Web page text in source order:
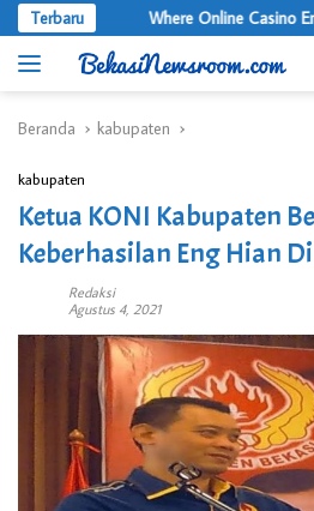
Langsung
ke
konten
Terbaru Where Online Casino
Beranda kabupaten
kabupaten
Ketua KONI Kabupaten
Keberhasilan Eng Hian
Redaksi
Agustus 4, 2021